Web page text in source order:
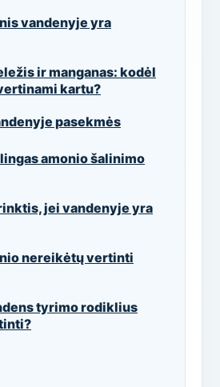
vandenyje yra
ir manganas: kodėl
kartu?
pasekmės
amonio šalinimo
jei vandenyje yra
nereikėtų vertinti
tyrimo rodiklius